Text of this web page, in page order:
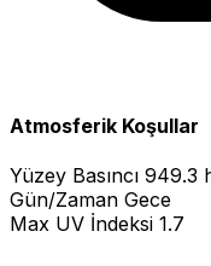
Atmosferik Koşullar
Yüzey Basıncı 949.3
Gün/Zaman Gece
Max UV İndeksi 1.7